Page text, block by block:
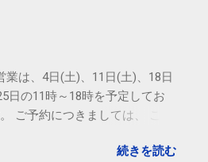
予約、お問い合わせは
業は、4日(土)、11日(土)、18日
日の11時～18時を予定してお
ご予約につきましては、 こち
ことがありますので、ご予約、
続きを読む